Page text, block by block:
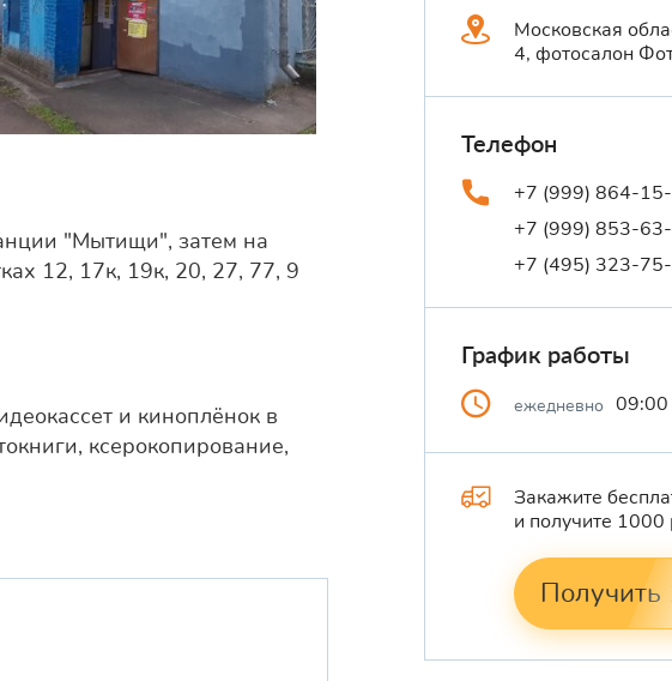
"Мытищи", затем на
12, 17к, 19к, 20, 27, 77, 9
и киноплёнок в
ксерокопирование,
Московская
4, фотосалон
Телефон
+7 (999) 864-
+7 (999) 853-
+7 (495) 323-
График работы
ежедневно
Закажите
и получите 1000
Получить